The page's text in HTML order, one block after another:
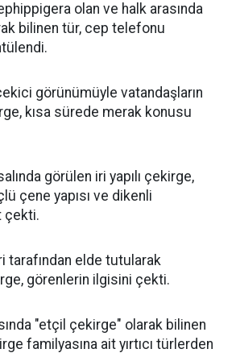
olan ve halk arasında
bilinen tür, cep telefonu
görünümüyle vatandaşların
kısa sürede merak konusu
görülen iri yapılı çekirge,
çene yapısı ve dikenli
çekti.
tarafından elde tutularak
görenlerin ilgisini çekti.
"etçil çekirge" olarak bilinen
familyasına ait yırtıcı türlerden